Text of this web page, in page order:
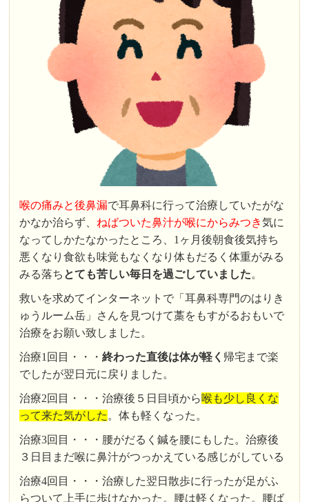
喉の痛みと後鼻漏で耳鼻科に行って治療していたがな
かなか治らず、 ねばついた鼻汁が喉にからみつき気に
なってしかたなかったところ、1ヶ月後朝食後気持ち
悪くなり食欲も味覚もなくなり体もだるく体重がみる
みる落ち とても苦しい毎日を過ごしていました。
救いを求めてインターネットで「耳鼻科専門のはりき
ゅうルーム岳」さんを見つけて藁をもすがるおもいで
治療をお願い致しました。
治療1回目・・・終わった直後は体が軽く 帰宅まで楽
でしたが翌日元に戻りました。
治療2回目・・・治療後５日目頃から喉も少し良くな
って来た気がした 。体も軽くなった。
治療3回目・・・腰がだるく鍼を腰にもした。治療後
３日目まだ喉に鼻汁がつっかえている感じがしている
治療4回目・・・治療した翌日散歩に行ったが足がふ
らついて上手に歩けなかった。腰は軽くなった。腰ば